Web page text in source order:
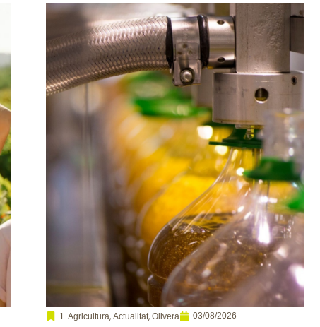
1. Agricultura,Actualitat,Olivera 03/08/2026